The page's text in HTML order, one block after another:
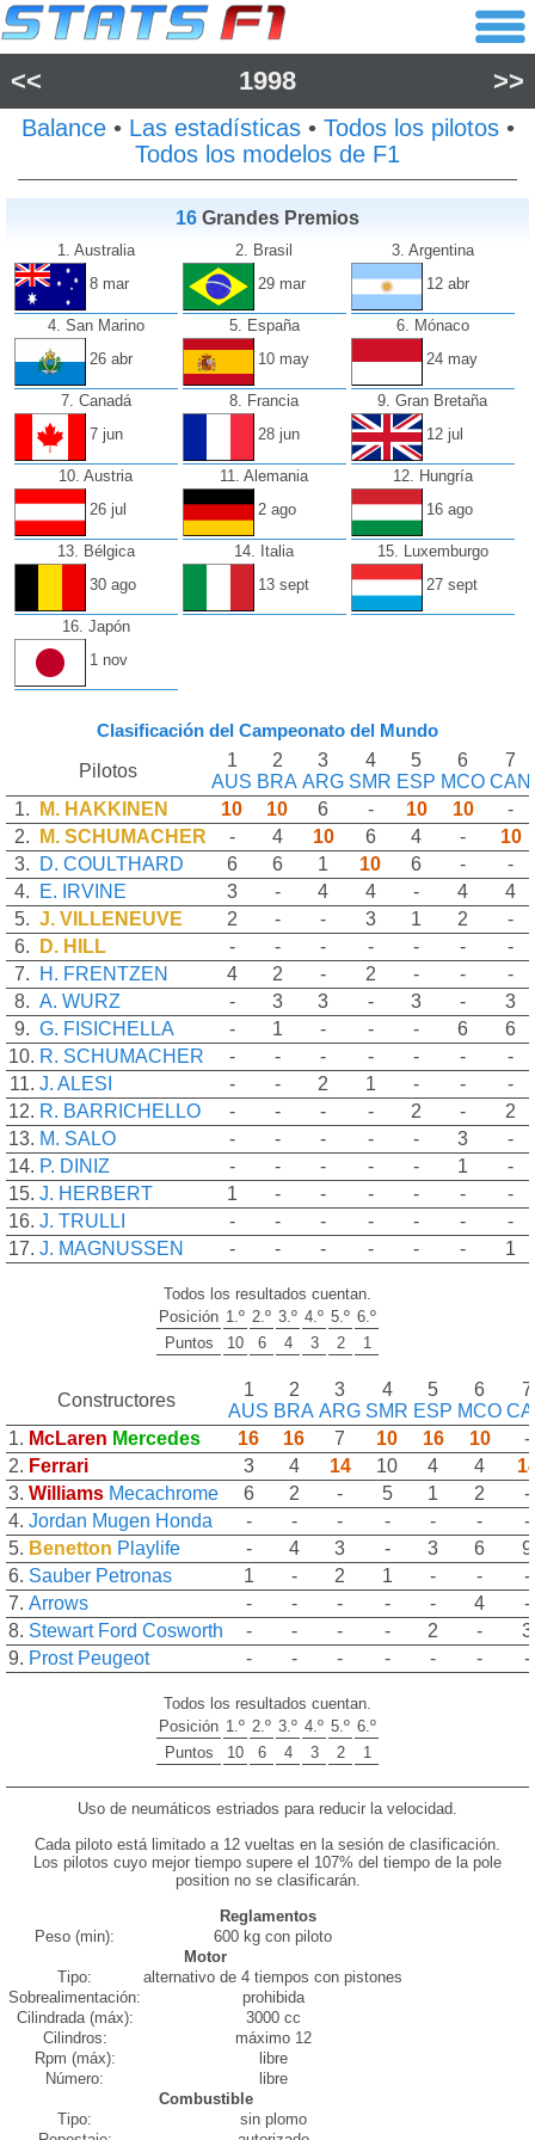
<< 1998 >>
Balance• Las estadísticas• Todos los pilotos•
Todos los modelos de F1
16 Grandes Premios
1. Australia
8 mar
2. Brasil
29 mar
3. Argentina
12 abr
4. San Marino
26 abr
5. España
10 may
6. Mónaco
24 may
7. Canadá
7 jun
8. Francia
28 jun
9. Gran Bretaña
12 jul
10. Austria
26 jul
11. Alemania
2 ago
12. Hungría
16 ago
13. Bélgica
30 ago
14. Italia
13 sept
15. Luxemburgo
27 sept
16. Japón
1 nov
Clasificación del Campeonato del Mundo
Pilotos
1
AUS
2
BRA
3
ARG
4
SMR
5
ESP
6
MCO
7
CAN
1.
M. HAKKINEN 10 10 6 - 10 10
-
2.
M. SCHUMACHER - 4 10 6 4 -
10
3.
D. COULTHARD 6 6 1 10 6 -
-
4.
E. IRVINE 3 - 4 4 - 4
4
5. J. VILLENEUVE 2 - - 3 1 2
-
6.
D. HILL - - - - - -
-
7.
H. FRENTZEN 4 2 - 2 - -
-
8. A. WURZ - 3 3 - 3 -
3
9. G. FISICHELLA - 1 - - - 6
6
10. R. SCHUMACHER - - - - - -
-
11. J. ALESI - - 2 1 - -
-
12. R. BARRICHELLO - - - - 2 -
2
13. M. SALO - - - - - 3
-
14. P. DINIZ - - - - - 1
-
15. J. HERBERT 1 - - - - -
-
16. J. TRULLI - - - - - -
-
17. J. MAGNUSSEN - - - - - - 1
Todos los resultados cuentan.
Posición 1.º 2.º 3.º 4.º 5.º 6.º
Puntos
10 6 4 3 2 1
Constructores
1
AUS
2
BRA
3
ARG
4
SMR
5
ESP
6
MCO
7
1. McLaren Mercedes 16 16 7 10 16 10
-
2. Ferrari 3 4 14 10 4 4
3. Williams Mecachrome 6 2 - 5 1 2
-
4. Jordan Mugen Honda - - - - - -
-
5. Benetton Playlife - 4 3 - 3 6
9
6. Sauber Petronas 1 - 2 1 - -
-
7. Arrows - - - - - 4
-
8. Stewart Ford Cosworth - - - - 2 -
3
9. Prost Peugeot - - - - - - -
Todos los resultados cuentan.
Posición 1.º 2.º 3.º 4.º 5.º 6.º
Puntos
10 6 4 3 2 1
Uso de neumáticos estriados para reducir la velocidad.
Cada piloto está limitado a 12 vueltas en la sesión de clasificación.
Los pilotos cuyo mejor tiempo supere el 107% del tiempo de la pole
position no se clasificarán.
Reglamentos
Peso (min):
600 kg con piloto
Motor
Tipo:
alternativo de 4 tiempos con pistones
Sobrealimentación:
prohibida
Cilindrada (máx):
3000 cc
Cilindros:
máximo 12
Rpm (máx):
libre
Número:
libre
Combustible
Tipo:
sin plomo